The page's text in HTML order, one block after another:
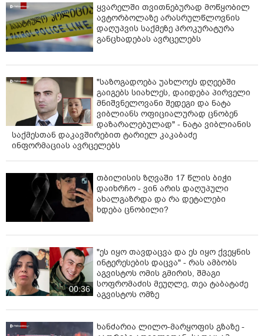
ყვარელში თვითნებურად მოწყობილ
ავტორბოლაზე არასრულწლოვნის
დაღუპვის საქმეზე პროკურატურა
განცხადებას ავრცელებს
"საზოგადოება უახლოეს დღეებში
გაიგებს სიახლეს, დაიდება პირველი
მნიშვნელოვანი შედეგი და ნატა
ვიბლიანს ოფიციალურად ცნობენ
დაზარალებულად" - ნატა ვიბლიანის
საქმესთან დაკავშირებით ტარიელ კაკაბაძე
ინფორმაციას ავრცელებს
თბილისის ზღვაში 17 წლის ბიჭი
დაიხრჩო - ვინ არის დაღუპული
ახალგაზრდა და რა დეტალები
ხდება ცნობილი?
00:36
"ეს იყო თავდაცვა და ეს იყო ქვეყნის
ინტერესების დაცვა" - რას ამბობს
აგვისტოს ომის გმირის, შმაგი
სოფრომაძის მეუღლე, თეა ტაბატაძე
აგვისტოს ომზე
ხანძარია ლილო-მარყოფის გზაზე -